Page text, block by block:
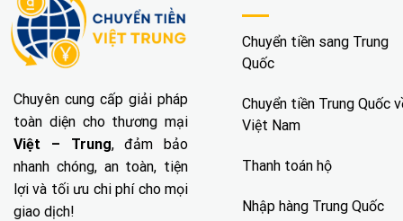
Chuyên cung cấp giải pháp
toàn diện cho thương mại
Việt – Trung, đảm bảo
nhanh chóng, an toàn, tiện
lợi và tối ưu chi phí cho mọi
giao dịch!
Chuyển tiền sang Trung
Quốc
Chuyển tiền Trung Quốc
Việt Nam
Thanh toán hộ
Nhập hàng Trung Quốc